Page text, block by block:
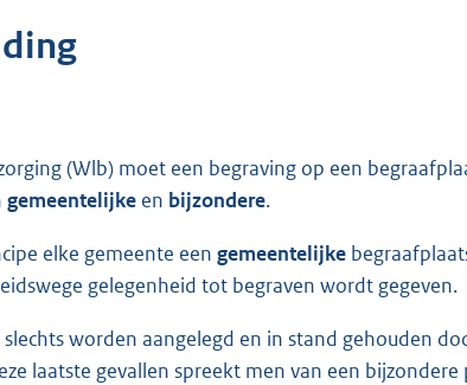
(Wlb) moet een begraving op een
gemeentelijke en bijzondere.
elke gemeente een gemeentelijke
gelegenheid tot begraven wordt gegeven.
worden aangelegd en in stand gehouden
laatste gevallen spreekt men van een